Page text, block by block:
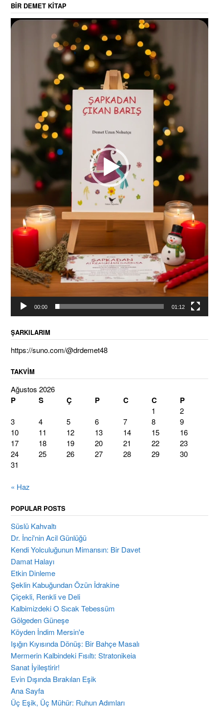
BIR DEMET KITAP
Video
00:00 01:12
ŞARKILARIM
https://suno.com/@drdemet48
TAKVIM
Ağustos 2026
P S Ç P C C P
1
2
3
4 5 6 7 8
9
10
11 12 13 14 15
16
17
18 19 20 21 22
23
24
25 26 27 28 29
30
31
« Haz
POPULAR POSTS
Süslü Kahvaltı
Dr. İnci'nin Acil Günlüğü
Kendi Yolculuğunun Mimarısın: Bir Davet
Damat Halayı
Etkin Dinleme
Şeklin Kabuğundan Özün İdrakine
Çiçekli, Renkli ve Deli
Kalbimizdeki O Sıcak Tebessüm
Gölgeden Güneşe
Köyden İndim Mersin'e
Işığın Kıyısında Dönüş: Bir Bahçe Masalı
Mermerin Kalbindeki Fısıltı: Stratonikeia
Sanat İyileştirir!
Evin Dışında Bırakılan Eşik
Ana Sayfa
Üç Eşik, Üç Mühür: Ruhun Adımları